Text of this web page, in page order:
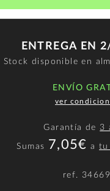
ENTREGA EN
Stock disponible en
ENVÍO
ver
Garantía de 3
Sumas 7,05€ atu
ref. 34669